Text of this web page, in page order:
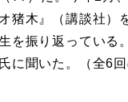
猪木』（講談社）
を振り返っている
に聞いた。（全6